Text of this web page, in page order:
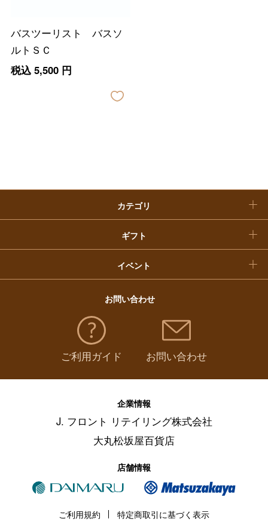
バスツーリスト バスソ
ルトＳＣ
税込 5,500円
カテゴリ
ギフト
イベント
父の日
敬老の日
福袋
お問い合わせ
ご利用ガイド お問い合わせ
企業情報
J. フロント リテイリング株式会社
大丸松坂屋百貨店
店舗情報
ご利用規約 特定商取引に基づく表示